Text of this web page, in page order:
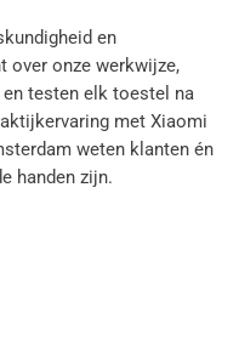
en
over onze werkwijze,
testen elk toestel na
met Xiaomi
weten klanten én
handen zijn.